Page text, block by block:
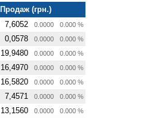
Продаж (грн.)
7,6052 0.0000 0.000 %
0,0578 0.0000 0.000 %
19,9480 0.0000 0.000 %
16,4970 0.0000 0.000 %
16,5820 0.0000 0.000 %
7,4571 0.0000 0.000 %
13,1560 0.0000 0.000 %